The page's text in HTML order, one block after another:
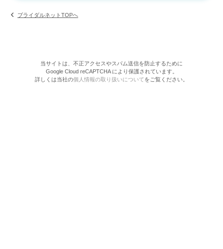
ブライダルネットTOPへ
当サイトは、不正アクセスやスパム送信を防止するために
Google Cloud reCAPTCHA により保護されています。
詳しくは当社の個人情報の取り扱いについてをご覧ください。